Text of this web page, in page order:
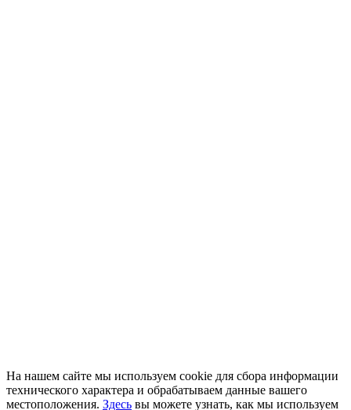
На нашем сайте мы используем cookie для сбора информации
технического характера и обрабатываем данные вашего
местоположения. Здесь вы можете узнать, как мы используем